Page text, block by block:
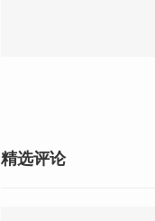
精选评论